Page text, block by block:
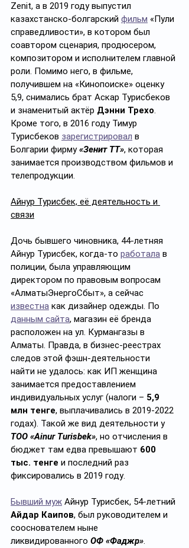
Zenit, а в 2019 году выпустил
казахстанско-болгарский фильм «Пули
справедливости», в котором был
соавтором сценария, продюсером,
композитором и исполнителем главной
роли. Помимо него, в фильме,
получившем на «Кинопоиске» оценку
5,9, снимались брат Аскар Турисбеков
и знаменитый актёр Дэнни Трехо.
Кроме того, в 2016 году Тимур
Турисбеков зарегистрировал в
Болгарии фирму «Зенит ТТ», которая
занимается производством фильмов и
телепродукции.
Айнур Турисбек, её деятельность и
связи
Дочь бывшего чиновника, 44-летняя
Айнур Турисбек, когда-то работала в
полиции, была управляющим
директором по правовым вопросам
«АлматыЭнергоСбыт», а сейчас
известна как дизайнер одежды. По
данным сайта, магазин её бренда
расположен на ул. Курмангазы в
Алматы. Правда, в бизнес-реестрах
следов этой фэшн-деятельности
найти не удалось: как ИП женщина
занимается предоставлением
индивидуальных услуг (налоги – 5,9
млн тенге, выплачивались в 2019-2022
годах). Такой же вид деятельности у
ТОО «Ainur Turisbek», но отчисления в
бюджет там едва превышают 600
тыс. тенге и последний раз
фиксировались в 2019 году.
Бывший муж Айнур Турисбек, 54-летний
Айдар Каипов, был руководителем и
сооснователем ныне
ликвидированного ОФ «Фаджр».